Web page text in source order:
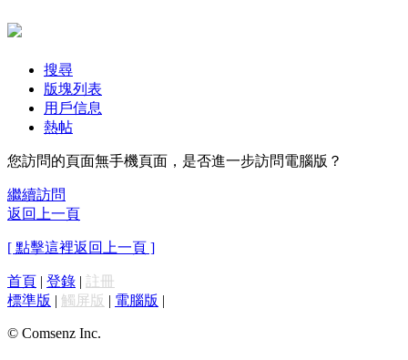
搜尋
版塊列表
用戶信息
熱帖
您訪問的頁面無手機頁面，是否進一步訪問電腦版？
繼續訪問
返回上一頁
[ 點擊這裡返回上一頁 ]
首頁 | 登錄 | 註冊
標準版 | 觸屏版 | 電腦版 |
© Comsenz Inc.